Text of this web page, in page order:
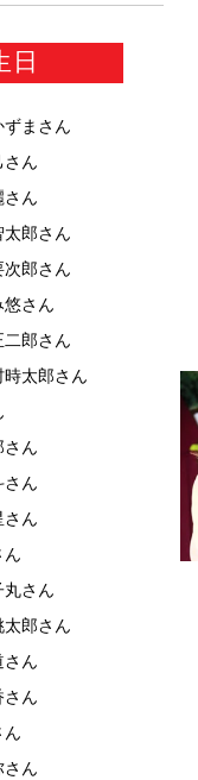
日
ずま さん
さん
さん
太郎さん
次郎さん
悠さん
二郎さん
時太郎さん
さん
さん
さん
ん
丸さん
太郎さん
さん
さん
ん
さん